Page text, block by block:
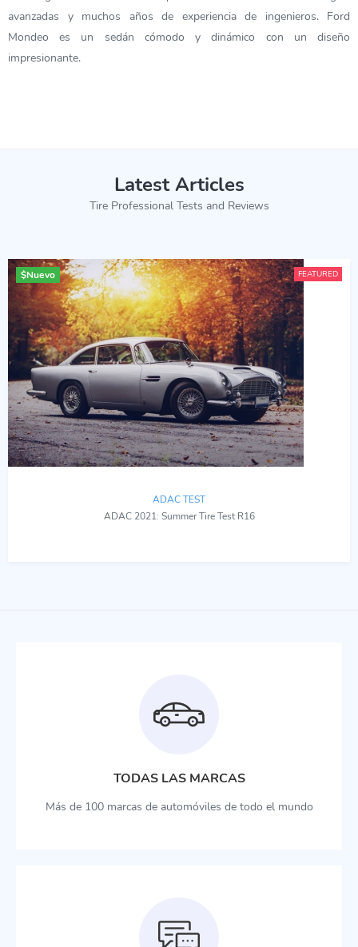
avanzadas y muchos años de experiencia de ingenieros. Ford
Mondeo es un sedán cómodo y dinámico con un diseño
impresionante.
Latest Articles
Tire Professional Tests and Reviews
FEATURED
$Nuevo
ADAC TEST
ADAC 2021: Summer Tire Test R16
TODAS LAS MARCAS
Más de 100 marcas de automóviles de todo el mundo